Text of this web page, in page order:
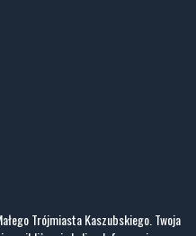
Trójmiasta Kaszubskiego. Twoja